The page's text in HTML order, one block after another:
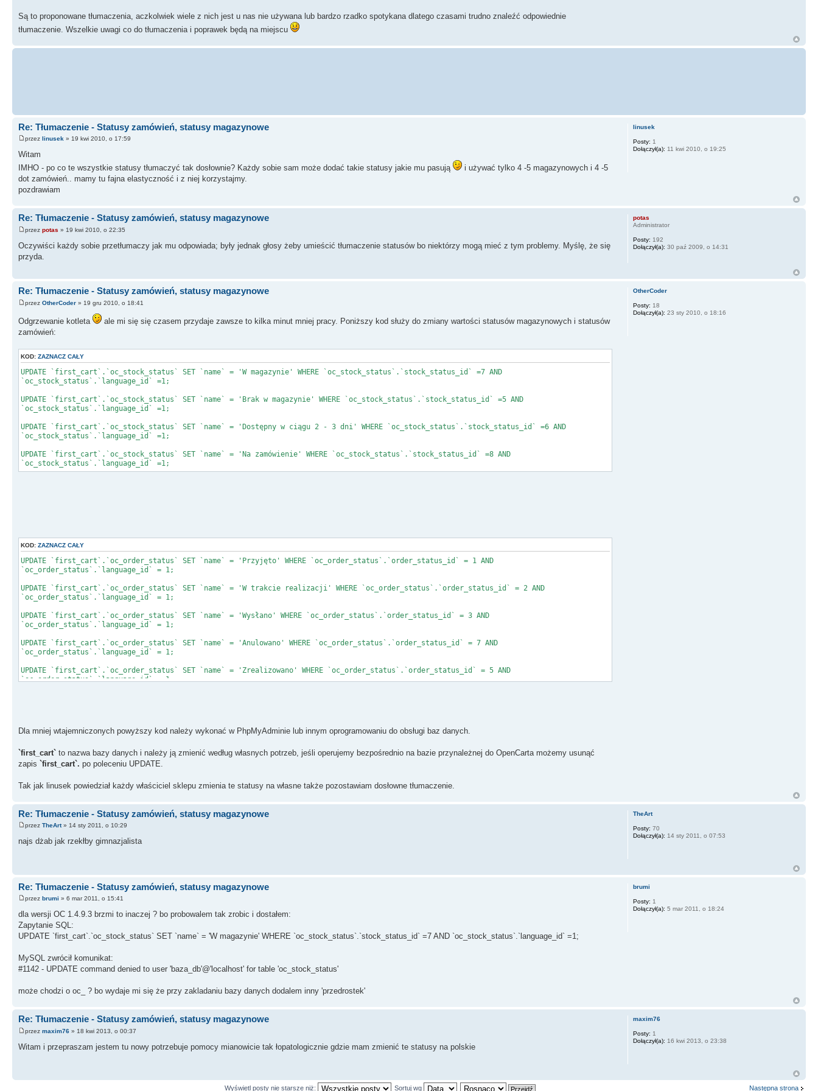
Są to proponowane tłumaczenia, aczkolwiek wiele z nich jest u nas nie używana lub bardzo rzadko spotykana dlatego czasami trudno znaleźć odpowiednie
tłumaczenie. Wszelkie uwagi co do tłumaczenia i poprawek będą na miejscu
Re: Tłumaczenie - Statusy zamówień, statusy magazynowe
przez linusek » 19 kwi 2010, o 17:59
Witam
IMHO - po co te wszystkie statusy tłumaczyć tak dosłownie? Każdy sobie sam może dodać takie statusy jakie mu pasują
i używać tylko 4 -5 magazynowych i 4 -5
dot zamówień.. mamy tu fajna elastyczność i z niej korzystajmy.
pozdrawiam
linusek
Posty: 1
Dołączył(a): 11 kwi 2010, o 19:25
Re: Tłumaczenie - Statusy zamówień, statusy magazynowe
przez potas » 19 kwi 2010, o 22:35
Oczywiści każdy sobie przetłumaczy jak mu odpowiada; były jednak głosy żeby umieścić tłumaczenie statusów bo niektórzy mogą mieć z tym problemy. Myślę, że się
przyda.
potas
Administrator
Posty: 192
Dołączył(a): 30 paź 2009, o 14:31
Re: Tłumaczenie - Statusy zamówień, statusy magazynowe
przez OtherCoder » 19 gru 2010, o 18:41
Odgrzewanie kotleta
ale mi się się czasem przydaje zawsze to kilka minut mniej pracy. Poniższy kod służy do zmiany wartości statusów magazynowych i statusów
zamówień:
KOD: ZAZNACZ CAŁY
UPDATE `first_cart`.`oc_stock_status` SET `name` = 'W magazynie' WHERE `oc_stock_status`.`stock_status_id` =7 AND
`oc_stock_status`.`language_id` =1;
UPDATE `first_cart`.`oc_stock_status` SET `name` = 'Brak w magazynie' WHERE `oc_stock_status`.`stock_status_id` =5 AND
`oc_stock_status`.`language_id` =1;
UPDATE `first_cart`.`oc_stock_status` SET `name` = 'Dostępny w ciągu 2 - 3 dni' WHERE `oc_stock_status`.`stock_status_id` =6 AND
`oc_stock_status`.`language_id` =1;
UPDATE `first_cart`.`oc_stock_status` SET `name` = 'Na zamówienie' WHERE `oc_stock_status`.`stock_status_id` =8 AND
`oc_stock_status`.`language_id` =1;
KOD: ZAZNACZ CAŁY
UPDATE `first_cart`.`oc_order_status` SET `name` = 'Przyjęto' WHERE `oc_order_status`.`order_status_id` = 1 AND
`oc_order_status`.`language_id` = 1;
UPDATE `first_cart`.`oc_order_status` SET `name` = 'W trakcie realizacji' WHERE `oc_order_status`.`order_status_id` = 2 AND
`oc_order_status`.`language_id` = 1;
UPDATE `first_cart`.`oc_order_status` SET `name` = 'Wysłano' WHERE `oc_order_status`.`order_status_id` = 3 AND
`oc_order_status`.`language_id` = 1;
UPDATE `first_cart`.`oc_order_status` SET `name` = 'Anulowano' WHERE `oc_order_status`.`order_status_id` = 7 AND
`oc_order_status`.`language_id` = 1;
UPDATE `first_cart`.`oc_order_status` SET `name` = 'Zrealizowano' WHERE `oc_order_status`.`order_status_id` = 5 AND
`oc_order_status`.`language_id` = 1;
`oc_order_status`.`language_id` = 1;
UPDATE `first_cart`.`oc_order_status` SET `name` = 'Nie powiodło się' WHERE `oc_order_status`.`order_status_id` = 10 AND
`oc_order_status`.`language_id` = 1;
`oc_order_status`.`language_id` = 1;
UPDATE `first_cart`.`oc_order_status` SET `name` = 'Odwrócone' WHERE `oc_order_status`.`order_status_id` = 12 AND
`oc_order_status`.`language_id` = 1;
`oc_order_status`.`language_id` = 1;
Dla mniej wtajemniczonych powyższy kod należy wykonać w PhpMyAdminie lub innym oprogramowaniu do obsługi baz danych.
`first_cart` to nazwa bazy danych i należy ją zmienić według własnych potrzeb, jeśli operujemy bezpośrednio na bazie przynależnej do OpenCarta możemy usunąć
zapis `first_cart`. po poleceniu UPDATE.
Tak jak linusek powiedział każdy właściciel sklepu zmienia te statusy na własne także pozostawiam dosłowne tłumaczenie.
OtherCoder
Posty: 18
Dołączył(a): 23 sty 2010, o 18:16
Re: Tłumaczenie - Statusy zamówień, statusy magazynowe
przez TheArt» 14 sty 2011, o 10:29
najs dżab jak rzekłby gimnazjalista
TheArt
Posty: 70
Dołączył(a): 14 sty 2011, o 07:53
Re: Tłumaczenie - Statusy zamówień, statusy magazynowe
przez brumi » 6 mar 2011, o 15:41
dla wersji OC 1.4.9.3 brzmi to inaczej ? bo probowalem tak zrobic i dostałem:
Zapytanie SQL:
UPDATE `first_cart`.`oc_stock_status` SET `name` = 'W magazynie' WHERE `oc_stock_status`.`stock_status_id` =7 AND `oc_stock_status`.`language_id` =1;
MySQL zwrócił komunikat:
#1142 - UPDATE command denied to user 'baza_db'@'localhost' for table 'oc_stock_status'
może chodzi o oc_ ? bo wydaje mi się że przy zakladaniu bazy danych dodalem inny 'przedrostek'
brumi
Posty: 1
Dołączył(a): 5 mar 2011, o 18:24
Re: Tłumaczenie - Statusy zamówień, statusy magazynowe
przez maxim76 » 18 kwi 2013, o 00:37
Witam i przepraszam jestem tu nowy potrzebuje pomocy mianowicie tak łopatologicznie gdzie mam zmienić te statusy na polskie
maxim76
Posty: 1
Dołączył(a): 16 kwi 2013, o 23:38
Następna strona
Wyświetl posty nie starsze niż: Sortuj wg